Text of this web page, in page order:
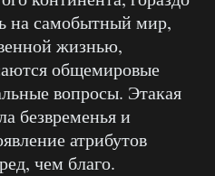
на самобытный мир,
жизнью,
общемировые
вопросы. Этакая
безвременья и
атрибутов
чем благо.